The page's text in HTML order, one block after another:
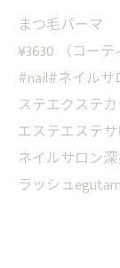
まつ毛パーマ
¥3630 （コーテ
#nail#ネイル
ステエクステ
エステエステ
ネイルサロン
ラッシュ